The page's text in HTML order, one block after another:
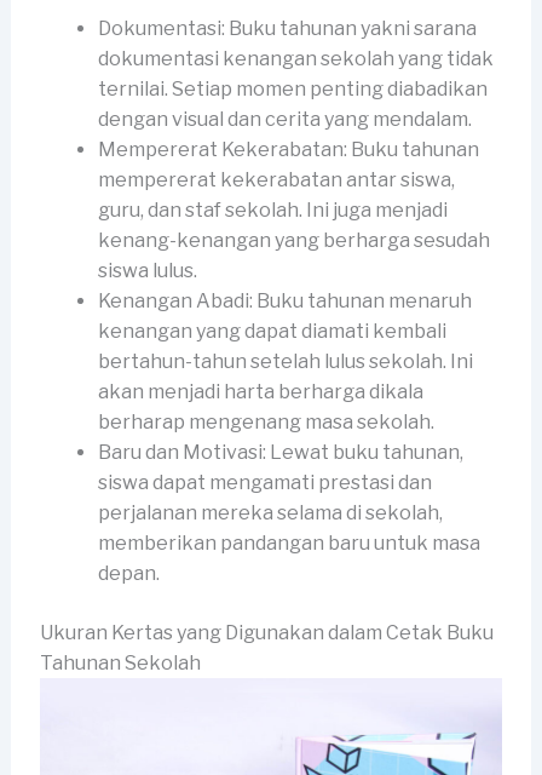
Dokumentasi: Buku tahunan yakni sarana
dokumentasi kenangan sekolah yang tidak
ternilai. Setiap momen penting diabadikan
dengan visual dan cerita yang mendalam.
Mempererat Kekerabatan: Buku tahunan
mempererat kekerabatan antar siswa,
guru, dan staf sekolah. Ini juga menjadi
kenang-kenangan yang berharga sesudah
siswa lulus.
Kenangan Abadi: Buku tahunan menaruh
kenangan yang dapat diamati kembali
bertahun-tahun setelah lulus sekolah. Ini
akan menjadi harta berharga dikala
berharap mengenang masa sekolah.
Baru dan Motivasi: Lewat buku tahunan,
siswa dapat mengamati prestasi dan
perjalanan mereka selama di sekolah,
memberikan pandangan baru untuk masa
depan.
Ukuran Kertas yang Digunakan dalam Cetak Buku
Tahunan Sekolah